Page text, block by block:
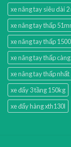
xe nâng tay siêu dài
xe nâng tay thấp
xe nâng tay thấp
xe nâng tay thấp
xe nâng tay thấp nhất
xe đẩy 3 tầng 150kg
xe đẩy hàng xth130l